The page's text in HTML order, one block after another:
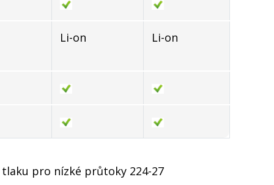
Li-on Li-on
pro nízké průtoky 224-27